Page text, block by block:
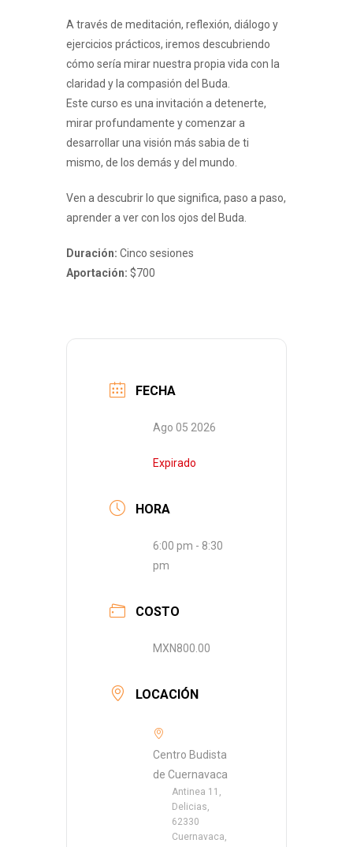
A través de meditación, reflexión, diálogo y
ejercicios prácticos, iremos descubriendo
cómo sería mirar nuestra propia vida con la
claridad y la compasión del Buda.
Este curso es una invitación a detenerte,
mirar profundamente y comenzar a
desarrollar una visión más sabia de ti
mismo, de los demás y del mundo.
Ven a descubrir lo que significa, paso a paso,
aprender a ver con los ojos del Buda.
Duración: Cinco sesiones
Aportación: $700
FECHA
Ago 05 2026
Expirado
HORA
6:00 pm - 8:30
pm
COSTO
MXN800.00
LOCACIÓN
Centro Budista
de Cuernavaca
Antinea 11,
Delicias,
62330
Cuernavaca,